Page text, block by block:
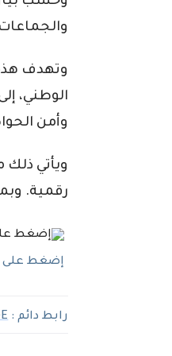
وتهدف
الوطني،
وأمن
ويأتي
رقمية.
إضغط على
رابط دائم :